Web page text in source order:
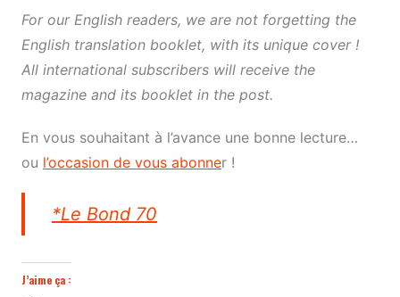
For our English readers, we are not forgetting the
English translation booklet, with its unique cover !
All international subscribers will receive the
magazine and its booklet in the post.
En vous souhaitant à l’avance une bonne lecture…
ou l’occasion de vous abonner !
*Le Bond 70
J’aime ça :